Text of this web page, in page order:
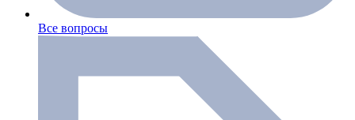
Все вопросы